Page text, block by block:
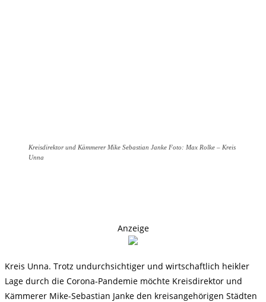
Kreisdirektor und Kämmerer Mike Sebastian Janke Foto: Max Rolke – Kreis
Unna
Anzeige
Kreis Unna. Trotz undurchsichtiger und wirtschaftlich heikler
Lage durch die Corona-Pandemie möchte Kreisdirektor und
Kämmerer Mike-Sebastian Janke den kreisangehörigen Städten